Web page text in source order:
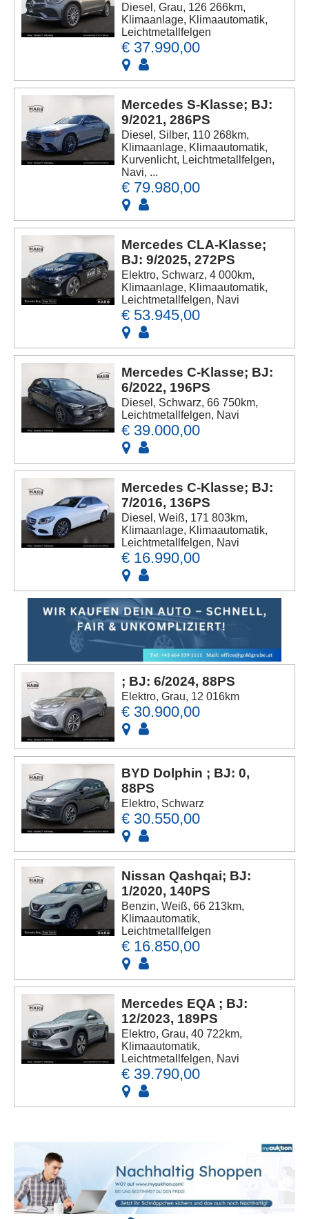
Diesel, Grau, 126 266km,
Klimaanlage, Klimaautomatik,
Leichtmetallfelgen
€ 37.990,00
Mercedes S-Klasse; BJ:
9/2021, 286PS
Diesel, Silber, 110 268km,
Klimaanlage, Klimaautomatik,
Kurvenlicht, Leichtmetallfelgen,
Navi, ...
€ 79.980,00
Mercedes CLA-Klasse;
BJ: 9/2025, 272PS
Elektro, Schwarz, 4 000km,
Klimaanlage, Klimaautomatik,
Leichtmetallfelgen, Navi
€ 53.945,00
Mercedes C-Klasse; BJ:
6/2022, 196PS
Diesel, Schwarz, 66 750km,
Leichtmetallfelgen, Navi
€ 39.000,00
Mercedes C-Klasse; BJ:
7/2016, 136PS
Diesel, Weiß, 171 803km,
Klimaanlage, Klimaautomatik,
Leichtmetallfelgen, Navi
€ 16.990,00
; BJ: 6/2024, 88PS
Elektro, Grau, 12 016km
€ 30.900,00
BYD Dolphin ; BJ: 0,
88PS
Elektro, Schwarz
€ 30.550,00
Nissan Qashqai; BJ:
1/2020, 140PS
Benzin, Weiß, 66 213km,
Klimaautomatik,
Leichtmetallfelgen
€ 16.850,00
Mercedes EQA ; BJ:
12/2023, 189PS
Elektro, Grau, 40 722km,
Klimaautomatik,
Leichtmetallfelgen, Navi
€ 39.790,00